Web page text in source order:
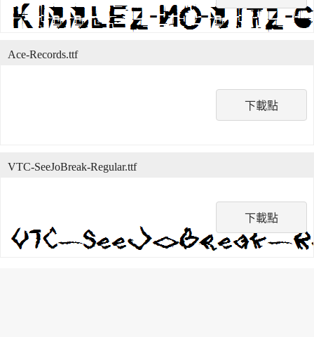
下載點
Ace-Records.ttf
下載點
VTC-SeeJoBreak-Regular.ttf